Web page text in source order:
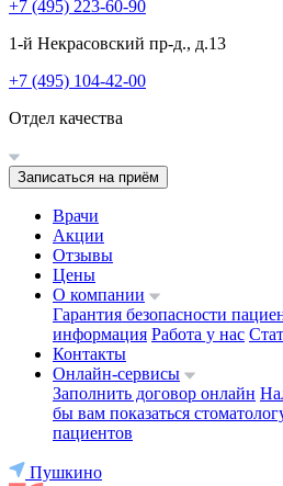
+7 (495) 223-60-90
1-й Некрасовский пр-д., д.13
+7 (495) 104-42-00
Отдел качества
Записаться на приём
Врачи
Акции
Отзывы
Цены
О компании
Гарантия безопасности
информация Работа у нас
Контакты
Онлайн-сервисы
Заполнить договор онлайн
бы вам показаться
пациентов
Пушкино